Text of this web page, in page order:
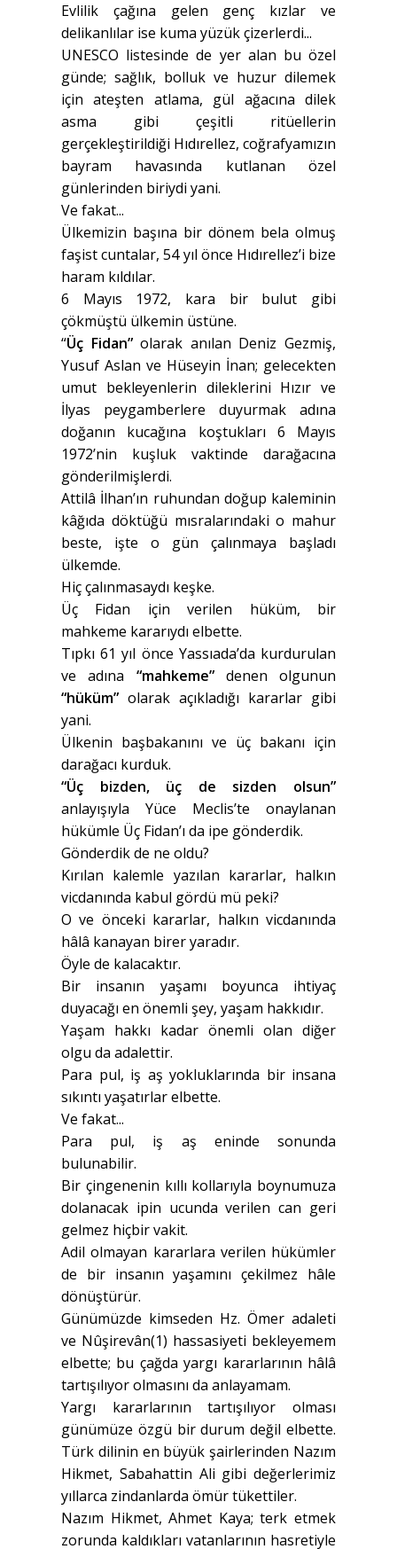
Evlilik çağına gelen genç kızlar ve
delikanlılar ise kuma yüzük çizerlerdi...
UNESCO listesinde de yer alan bu özel
günde; sağlık, bolluk ve huzur dilemek
için ateşten atlama, gül ağacına dilek
asma gibi çeşitli ritüellerin
gerçekleştirildiği Hıdırellez, coğrafyamızın
bayram havasında kutlanan özel
günlerinden biriydi yani.
Ve fakat...
Ülkemizin başına bir dönem bela olmuş
faşist cuntalar, 54 yıl önce Hıdırellez’i bize
haram kıldılar.
6 Mayıs 1972, kara bir bulut gibi
çökmüştü ülkemin üstüne.
“Üç Fidan”olarak anılan Deniz Gezmiş,
Yusuf Aslan ve Hüseyin İnan; gelecekten
umut bekleyenlerin dileklerini Hızır ve
İlyas peygamberlere duyurmak adına
doğanın kucağına koştukları 6 Mayıs
1972’nin kuşluk vaktinde darağacına
gönderilmişlerdi.
Attilâ İlhan’ın ruhundan doğup kaleminin
kâğıda döktüğü mısralarındaki o mahur
beste, işte o gün çalınmaya başladı
ülkemde.
Hiç çalınmasaydı keşke.
Üç Fidan için verilen hüküm, bir
mahkeme kararıydı elbette.
Tıpkı 61 yıl önce Yassıada’da kurdurulan
ve adına “mahkeme” denen olgunun
“hüküm” olarak açıkladığı kararlar gibi
yani.
Ülkenin başbakanını ve üç bakanı için
darağacı kurduk.
“Üç bizden, üç de sizden olsun”
anlayışıyla Yüce Meclis’te onaylanan
hükümle Üç Fidan’ı da ipe gönderdik.
Gönderdik de ne oldu?
Kırılan kalemle yazılan kararlar, halkın
vicdanında kabul gördü mü peki?
O ve önceki kararlar, halkın vicdanında
hâlâ kanayan birer yaradır.
Öyle de kalacaktır.
Bir insanın yaşamı boyunca ihtiyaç
duyacağı en önemli şey, yaşam hakkıdır.
Yaşam hakkı kadar önemli olan diğer
olgu da adalettir.
Para pul, iş aş yokluklarında bir insana
sıkıntı yaşatırlar elbette.
Ve fakat...
Para pul, iş aş eninde sonunda
bulunabilir.
Bir çingenenin kıllı kollarıyla boynumuza
dolanacak ipin ucunda verilen can geri
gelmez hiçbir vakit.
Adil olmayan kararlara verilen hükümler
de bir insanın yaşamını çekilmez hâle
dönüştürür.
Günümüzde kimseden Hz. Ömer adaleti
ve Nûşirevân(1) hassasiyeti bekleyemem
elbette; bu çağda yargı kararlarının hâlâ
tartışılıyor olmasını da anlayamam.
Yargı kararlarının tartışılıyor olması
günümüze özgü bir durum değil elbette.
Türk dilinin en büyük şairlerinden Nazım
Hikmet, Sabahattin Ali gibi değerlerimiz
yıllarca zindanlarda ömür tükettiler.
Nazım Hikmet, Ahmet Kaya; terk etmek
zorunda kaldıkları vatanlarının hasretiyle